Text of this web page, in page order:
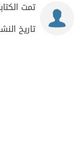
تمت
تاريخ